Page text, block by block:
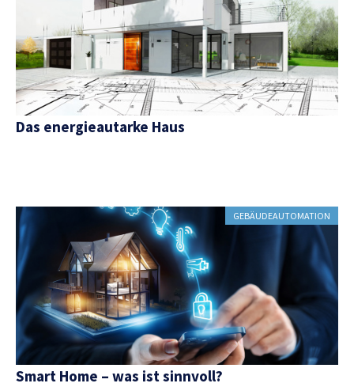
Das energieautarke Haus
GEBÄUDEAUTOMATION
Smart Home – was ist sinnvoll?